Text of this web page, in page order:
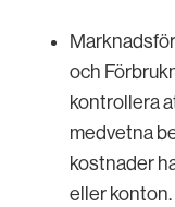
och
kontrollera
medvetna
kostnader
eller konton.